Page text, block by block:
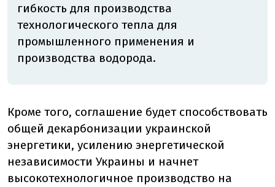
гибкость для производства
технологического тепла для
промышленного применения и
производства водорода.
Кроме того, соглашение будет способствовать
общей декарбонизации украинской
энергетики, усилению энергетической
независимости Украины и начнет
высокотехнологичное производство на